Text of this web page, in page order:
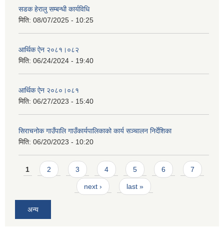
सडक हेरालु सम्बन्धी कार्यविधि
मिति: 08/07/2025 - 10:25
आर्थिक ऐन २०८१।०८२
मिति: 06/24/2024 - 19:40
आर्थिक ऐन २०८०।०८१
मिति: 06/27/2023 - 15:40
सिराचनोक गाउँपालि गाउँकार्यपालिकाको कार्य सञ्चालन निर्देशिका
मिति: 06/20/2023 - 10:20
Pages
1 2 3 4 5 6 7
next › last »
अन्य